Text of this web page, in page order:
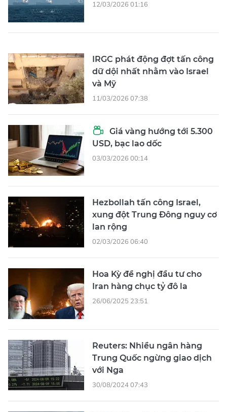
12/03/2026 01:16
IRGC phát động đợt tấn công
dữ dội nhất nhằm vào Israel
và Mỹ
11/03/2026 07:38
Giá vàng hướng tới 5.300
USD, bạc lao dốc
03/03/2026 00:14
Hezbollah tấn công Israel,
xung đột Trung Đông nguy cơ
lan rộng
02/03/2026 06:40
Hoa Kỳ đề nghị đầu tư cho
Iran hàng chục tỷ đô la
26/06/2025 23:51
Reuters: Nhiều ngân hàng
Trung Quốc ngừng giao dịch
với Nga
30/08/2024 07:43